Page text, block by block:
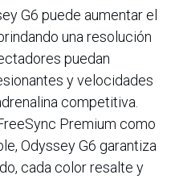
G6 puede aumentar el
una resolución
puedan
y velocidades
competitiva.
Premium como
Odyssey G6 garantiza
cada color resalte y